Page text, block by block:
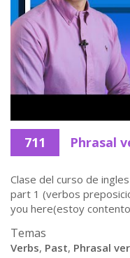
711 Phrasal
Clase del curso de
part 1 (verbos
you here(estoy
Temas
Verbs, Past, Phrasal